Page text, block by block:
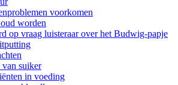
voorkomen
worden
op vraag luisteraar over het Budwig-papje
van suiker
in voeding